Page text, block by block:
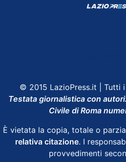
© 2015 LazioPress.it | Tutti
Testata giornalistica con
Civile di Roma
È vietata la copia, totale o
relativa citazione. I
provvedimenti